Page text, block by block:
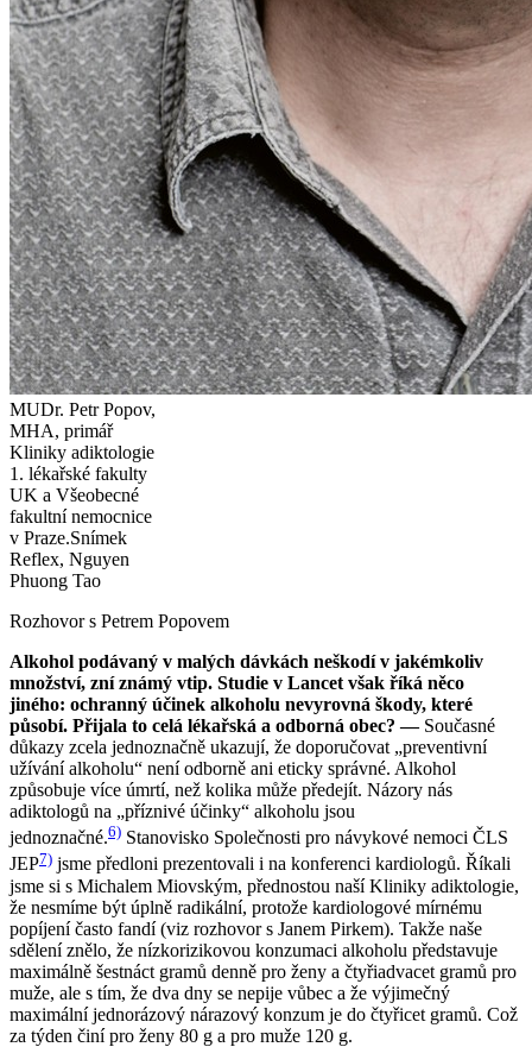
MUDr. Petr Popov,
MHA, primář
Kliniky adiktologie
1. lékařské fakulty
UK a Všeobecné
fakultní nemocnice
v Praze.Snímek
Reflex, Nguyen
Phuong Tao
Rozhovor s Petrem Popovem
Alkohol podávaný v malých dávkách neškodí v jakémkoliv
množství, zní známý vtip. Studie v Lancet však říká něco
jiného: ochranný účinek alkoholu nevyrovná škody, které
působí. Přijala to celá lékařská a odborná obec? —Současné
důkazy zcela jednoznačně ukazují, že doporučovat „preventivní
užívání alkoholu“ není odborně ani eticky správné. Alkohol
způsobuje více úmrtí, než kolika může předejít. Názory nás
adiktologů na „příznivé účinky“ alkoholu jsou
jednoznačné.6) Stanovisko Společnosti pro návykové nemoci ČLS
JEP7) jsme předloni prezentovali i na konferenci kardiologů. Říkali
jsme si s Michalem Miovským, přednostou naší Kliniky adiktologie,
že nesmíme být úplně radikální, protože kardiologové mírnému
popíjení často fandí (viz rozhovor s Janem Pirkem). Takže naše
sdělení znělo, že nízkorizikovou konzumaci alkoholu představuje
maximálně šestnáct gramů denně pro ženy a čtyřiadvacet gramů pro
muže, ale s tím, že dva dny se nepije vůbec a že výjimečný
maximální jednorázový nárazový konzum je do čtyřicet gramů. Což
za týden činí pro ženy 80 g a pro muže 120 g.